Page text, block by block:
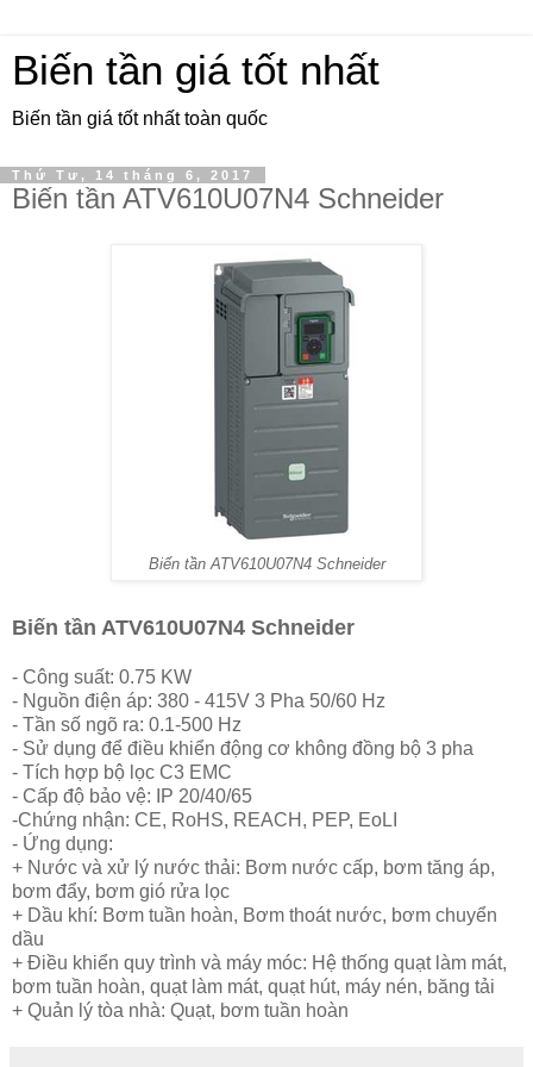
Biến tần giá tốt nhất
Biến tần giá tốt nhất toàn quốc
Thứ Tư, 14 tháng 6, 2017
Biến tần ATV610U07N4 Schneider
Biến tần ATV610U07N4 Schneider
Biến tần ATV610U07N4 Schneider
- Công suất: 0.75 KW
- Nguồn điện áp: 380 - 415V 3 Pha 50/60 Hz
- Tần số ngõ ra: 0.1-500 Hz
- Sử dụng để điều khiển động cơ không đồng bộ 3 pha
- Tích hợp bộ lọc C3 EMC
- Cấp độ bảo vệ: IP 20/40/65
-Chứng nhận: CE, RoHS, REACH, PEP, EoLI
- Ứng dụng:
+ Nước và xử lý nước thải: Bơm nước cấp, bơm tăng áp,
bơm đẩy, bơm gió rửa lọc
+ Dầu khí: Bơm tuần hoàn, Bơm thoát nước, bơm chuyển
dầu
+ Điều khiển quy trình và máy móc: Hệ thống quạt làm mát,
bơm tuần hoàn, quạt làm mát, quạt hút, máy nén, băng tải
+ Quản lý tòa nhà: Quạt, bơm tuần hoàn